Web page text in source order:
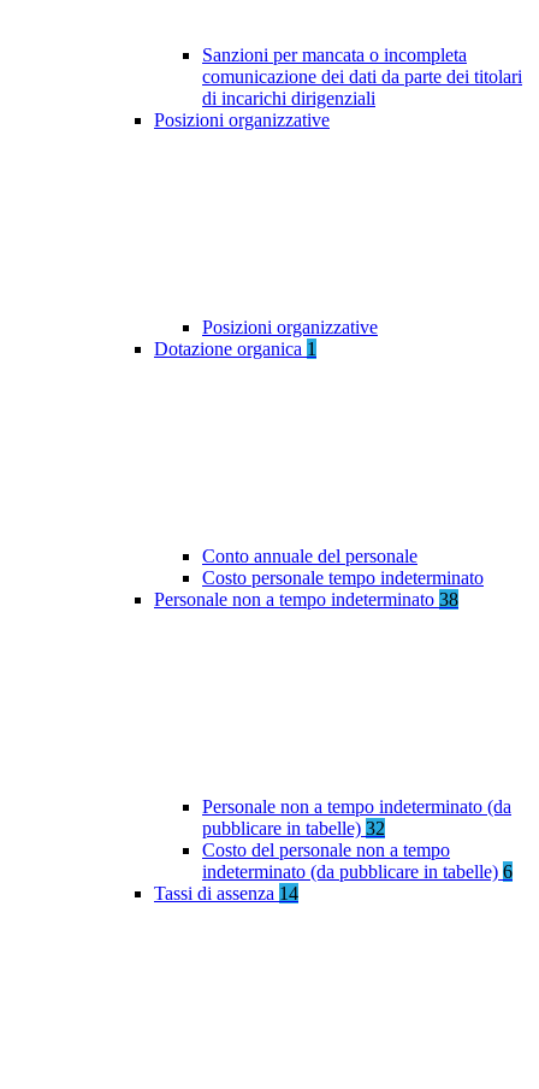
Sanzioni per mancata o incompleta
comunicazione dei dati da parte dei titolari
di incarichi dirigenziali
Posizioni organizzative
Posizioni organizzative
Dotazione organica 1
Conto annuale del personale
Costo personale tempo indeterminato
Personale non a tempo indeterminato 38
Personale non a tempo indeterminato (da
pubblicare in tabelle) 32
Costo del personale non a tempo
indeterminato (da pubblicare in tabelle) 6
Tassi di assenza 14